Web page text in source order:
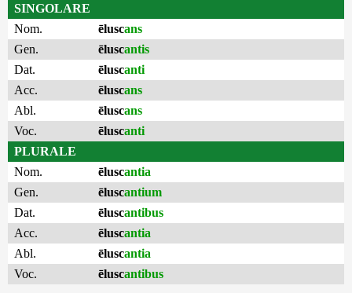
SINGOLARE
Nom.
ēluscans
Gen.
ēluscantis
Dat.
ēluscanti
Acc.
ēluscans
Abl.
ēluscans
Voc.
ēluscanti
PLURALE
Nom.
ēluscantia
Gen.
ēluscantium
Dat.
ēluscantibus
Acc.
ēluscantia
Abl.
ēluscantia
Voc.
ēluscantibus